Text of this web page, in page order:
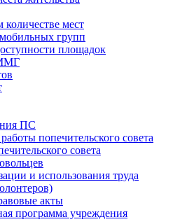
мест
групп
площадок
ПС
попечительского совета
совета
и использования труда
акты
программа учреждения